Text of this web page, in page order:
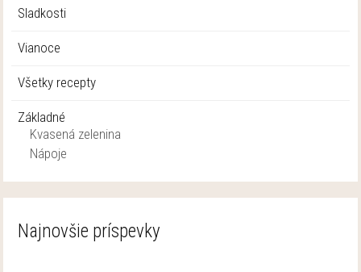
Sladkosti
Vianoce
Všetky recepty
Základné
Kvasená zelenina
Nápoje
Najnovšie príspevky